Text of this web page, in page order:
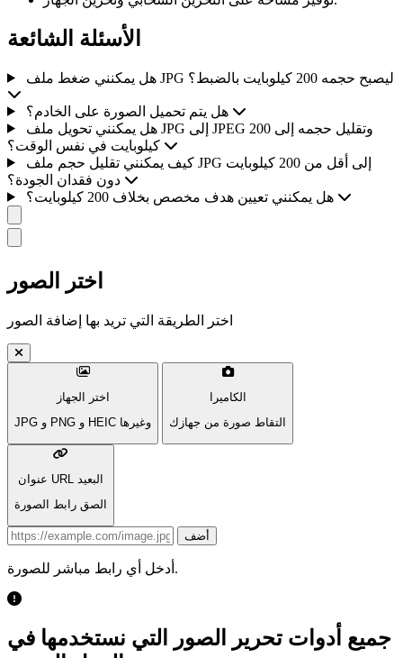
الأسئلة الشائعة
هل يمكنني ضغط ملف JPG ليصبح حجمه 200 كيلوبايت بالضبط؟
هل يتم تحميل الصورة على الخادم؟
هل يمكنني تعيين هدف مخصص بخلاف 200 كيلوبايت؟
اختر الصور
اختر الطريقة التي تريد بها إضافة الصور
اختر الجهاز
JPG و PNG و HEIC وغيرها
الكاميرا
التقاط صورة من جهازك
عنوان URL البعيد
الصق رابط الصورة
Image URL أضف
أدخل أي رابط مباشر للصورة.
جميع أدوات تحرير الصور التي نستخدمها في